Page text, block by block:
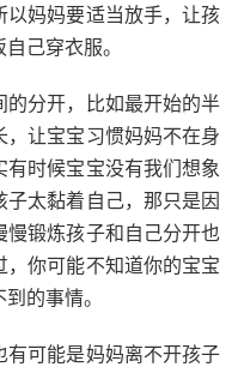
妈妈要适当放手，让孩
己穿衣服。
分开，比如最开始的半
让宝宝习惯妈妈不在身
时候宝宝没有我们想象
太黏着自己，那只是因
锻炼孩子和自己分开也
你可能不知道你的宝宝
的事情。
可能是妈妈离不开孩子